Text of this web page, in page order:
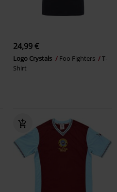
24,99 €
Logo Crystals Foo Fighters
T-
Shirt